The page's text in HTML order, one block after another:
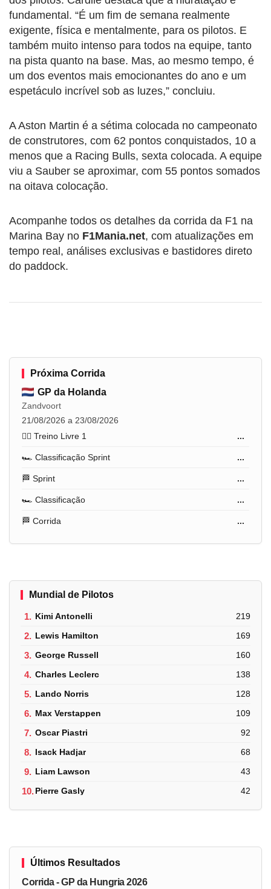
fundamental. “É um fim de semana realmente
exigente, física e mentalmente, para os pilotos. E
também muito intenso para todos na equipe, tanto
na pista quanto na base. Mas, ao mesmo tempo, é
um dos eventos mais emocionantes do ano e um
espetáculo incrível sob as luzes,” concluiu.
A Aston Martin é a sétima colocada no campeonato
de construtores, com 62 pontos conquistados, 10 a
menos que a Racing Bulls, sexta colocada. A equipe
viu a Sauber se aproximar, com 55 pontos somados
na oitava colocação.
Acompanhe todos os detalhes da corrida da F1 na
Marina Bay no F1Mania.net, com atualizações em
tempo real, análises exclusivas e bastidores direto
do paddock.
Próxima Corrida
GP da Holanda
Zandvoort
21/08/2026 a 23/08/2026
🏋️‍♂️ Treino Livre 1
...
🏎️ Classificação Sprint ...
🏁 Sprint ...
🏎️ Classificação ...
🏁 Corrida ...
Mundial de Pilotos
1. Kimi Antonelli 219
2. Lewis Hamilton 169
3. George Russell 160
4. Charles Leclerc 138
5. Lando Norris 128
6. Max Verstappen 109
7. Oscar Piastri 92
8. Isack Hadjar 68
9. Liam Lawson 43
10.Pierre Gasly 42
Últimos Resultados
Corrida - GP da Hungria 2026